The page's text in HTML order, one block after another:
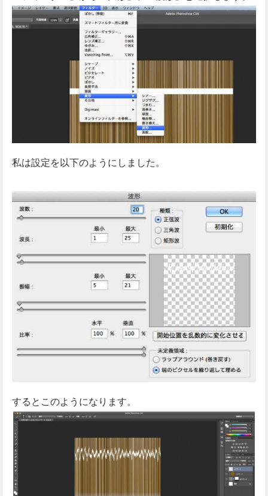
私は設定を以下のようにしました。
するとこのようになります。